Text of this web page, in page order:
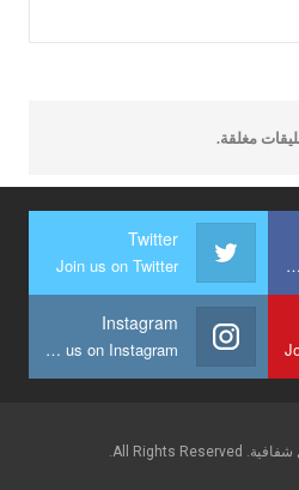
مغلقة.
Join us on Facebook
Twitter
Join us on Twitter
Instagram
Join us on Instagram